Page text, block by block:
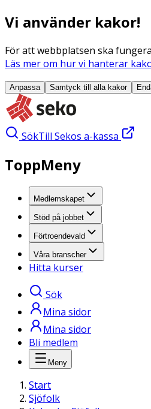
Vi använder kakor!
För att webbplatsen ska
Läs mer om hur vi hanterar
Anpassa Samtyck till alla kakor
SökTill Sekos a-kassa
ToppMeny
Medlemskapet
Stöd på jobbet
Förtroendevald
Våra branscher
Hitta kurser
Sök
Mina sidor
Mina sidor
Bli medlem
Meny
Start
Sjöfolk